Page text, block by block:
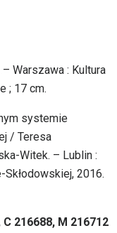
Warszawa : Kultura
; 17 cm.
systemie
/ Teresa
Witek. – Lublin :
2016.
216688, M 216712